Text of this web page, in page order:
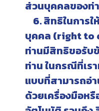
ส่วนบุคคลของท่
6. สิทธิในการ
บุคคล (right
ท่านมีสิทธิขอรับ
ท่าน ในกรณีที่เร
แบบที่สามารถอ่า
ด้วยเครื่องมือห